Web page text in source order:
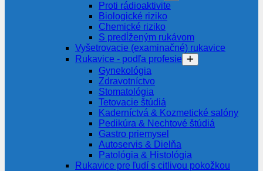
Proti rádioaktivite
Biologické riziko
Chemické riziko
S predĺženým rukávom
Vyšetrovacie (examinačné) rukavice
Rukavice - podľa profesie
Gynekológia
Zdravotníctvo
Stomatológia
Tetovacie štúdiá
Kaderníctvá & Kozmetické salóny
Pedikúra & Nechtové štúdiá
Gastro priemysel
Autoservis & Dielňa
Patológia & Histológia
Rukavice pre ľudí s citlivou pokožkou